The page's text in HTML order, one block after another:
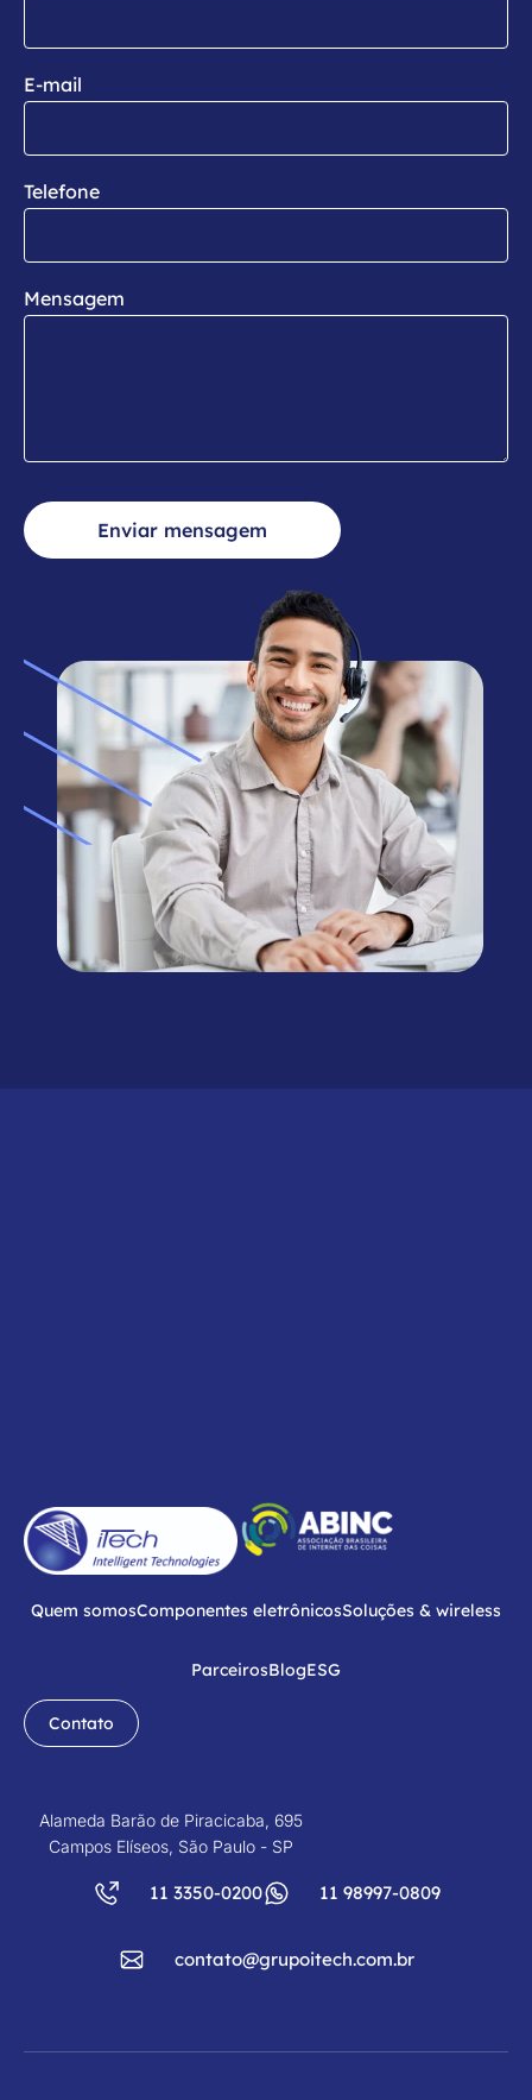
E-mail
Telefone
Mensagem
Enviar mensagem
Quem somosComponentes eletrônicosSoluções & wireless
ParceirosBlogESG
Contato
Alameda Barão de Piracicaba, 695
Campos Elíseos, São Paulo - SP
11 3350-0200 11 98997-0809
contato@grupoitech.com.br